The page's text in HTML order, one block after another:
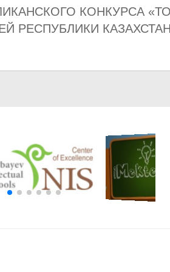
КОНКУРСА
РЕСПУБЛИКИ